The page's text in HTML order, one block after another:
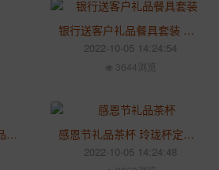
银行送客户礼品餐具套装 年末礼品餐具加LOGO
2022-10-05 14:24:54
3644浏览
年终会议礼品杯 活动礼品茶杯定做加字 感恩节礼品茶杯 玲珑杯定做加字
2022-10-05 14:24:48